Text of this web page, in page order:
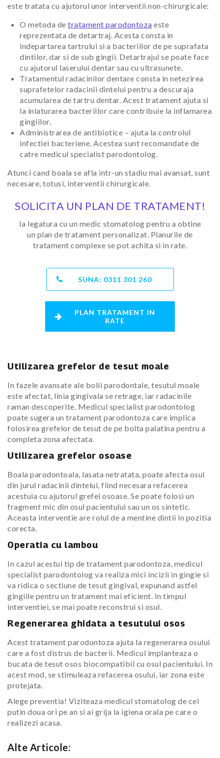
este tratata cu ajutorul unor interventii non-chirurgicale:
O metoda de tratament parodontoza este
reprezentata de detartraj. Acesta consta in
indepartarea tartrului si a bacteriilor de pe suprafata
dintilor, dar si de sub gingii. Detartrajul se poate face
cu ajutorul laserului dentar sau cu ultrasunete.
Tratamentul radacinilor dentare consta in netezirea
suprafetelor radacinii dintelui pentru a descuraja
acumularea de tartru dentar. Acest tratament ajuta si
la inlaturarea bacteriilor care contribuie la inflamarea
gingiilor.
Administrarea de antibiotice – ajuta la controlul
infectiei bacteriene. Acestea sunt recomandate de
catre medicul specialist parodontolog.
Atunci cand boala se afla intr-un stadiu mai avansat, sunt
necesare, totusi, interventii chirurgicale.
SOLICITA UN PLAN DE TRATAMENT!
Ia legatura cu un medic stomatolog pentru a obtine
un plan de tratament personalizat. Planurile de
tratament complexe se pot achita si in rate.
SUNA: 0311 301 260
PLAN TRATAMENT IN
RATE
Utilizarea grefelor de tesut moale
In fazele avansate ale bolii parodontale, tesutul moale
este afectat, linia gingivala se retrage, iar radacinile
raman descoperite. Medicul specialist parodontolog
poate sugera un tratament parodontoza care implica
folosirea grefelor de tesut de pe bolta palatina pentru a
completa zona afectata.
Utilizarea grefelor osoase
Boala parodontoala, lasata netratata, poate afecta osul
din jurul radacinii dintelui, fiind necesara refacerea
acestuia cu ajutorul grefei osoase. Se poate folosi un
fragment mic din osul pacientului sau un os sintetic.
Aceasta interventie are rolul de a mentine dintii in pozitia
corecta.
Operatia cu lambou
In cazul acestui tip de tratament parodontoza, medicul
specialist parodontolog va realiza mici incizii in gingie si
va ridica o sectiune de tesut gingival, expunand astfel
gingiile pentru un tratament mai eficient. In timpul
interventiei, se mai poate reconstrui si osul.
Regenerarea ghidata a tesutului osos
Acest tratament parodontoza ajuta la regenerarea osului
care a fost distrus de bacterii. Medicul implanteaza o
bucata de tesut osos biocompatibil cu osul pacientului. In
acest mod, se stimuleaza refacerea osului, iar zona este
protejata.
Alege preventia! Viziteaza medicul stomatolog de cel
putin doua ori pe an si ai grija la igiena orala pe care o
realizezi acasa.
Alte Articole: